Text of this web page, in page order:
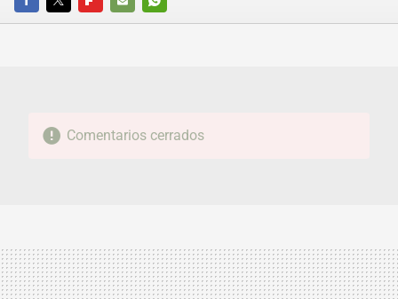
FACEBOOKTWITTERFLIPBOARD
E-
WHATSAPP
Comentarios cerrados